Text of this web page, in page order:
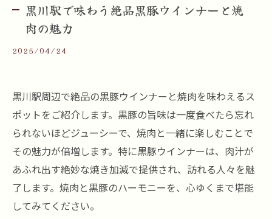
黒川駅で味わう絶品黒豚ウインナーと焼
肉の魅力
2025/04/24
黒川駅周辺で絶品の黒豚ウインナーと焼肉を味わえるス
ポットをご紹介します。黒豚の旨味は一度食べたら忘れ
られないほどジューシーで、焼肉と一緒に楽しむことで
その魅力が倍増します。特に黒豚ウインナーは、肉汁が
あふれ出す絶妙な焼き加減で提供され、訪れる人々を魅
了します。焼肉と黒豚のハーモニーを、心ゆくまで堪能
してみてください。